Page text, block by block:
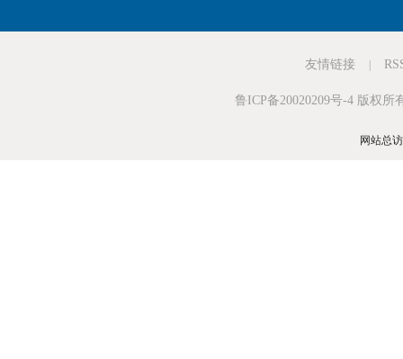
友情链接
鲁ICP备20020209号-4 版权所
网站总